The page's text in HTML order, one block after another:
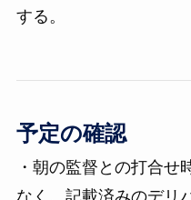
する。
予定の確認
・朝の監督との打合せ
なく、記載済みのデリ